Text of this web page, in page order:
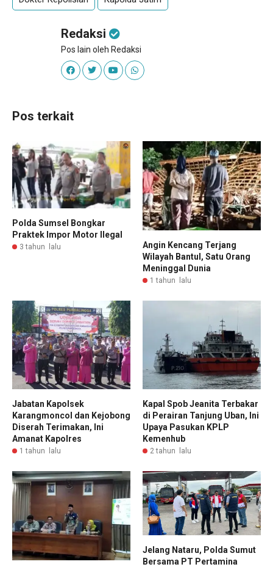
Redaksi
Pos lain oleh Redaksi
Pos terkait
Polda Sumsel Bongkar
Praktek Impor Motor Ilegal
3 tahun lalu
Angin Kencang Terjang
Wilayah Bantul, Satu Orang
Meninggal Dunia
1 tahun lalu
Jabatan Kapolsek
Karangmoncol dan Kejobong
Diserah Terimakan, Ini
Amanat Kapolres
1 tahun lalu
Kapal Spob Jeanita Terbakar
di Perairan Tanjung Uban, Ini
Upaya Pasukan KPLP
Kemenhub
2 tahun lalu
Jelang Nataru, Polda Sumut
Bersama PT Pertamina